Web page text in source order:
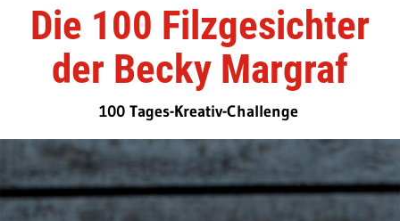
Die 100 Filzgesichter
der Becky Margraf
100 Tages-Kreativ-Challenge